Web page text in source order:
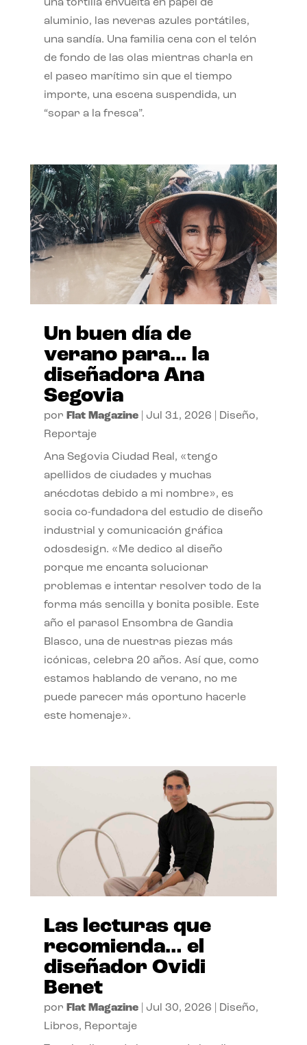
una tortilla envuelta en papel de
aluminio, las neveras azules portátiles,
una sandía. Una familia cena con el telón
de fondo de las olas mientras charla en
el paseo marítimo sin que el tiempo
importe, una escena suspendida, un
“sopar a la fresca”.
Un buen día de
verano para… la
diseñadora Ana
Segovia
por Flat Magazine| Jul 31, 2026 Diseño,
Reportaje
Ana Segovia Ciudad Real, «tengo
apellidos de ciudades y muchas
anécdotas debido a mi nombre», es
socia co-fundadora del estudio de diseño
industrial y comunicación gráfica
odosdesign. «Me dedico al diseño
porque me encanta solucionar
problemas e intentar resolver todo de la
forma más sencilla y bonita posible. Este
año el parasol Ensombra de Gandia
Blasco, una de nuestras piezas más
icónicas, celebra 20 años. Así que, como
estamos hablando de verano, no me
puede parecer más oportuno hacerle
este homenaje».
Las lecturas que
recomienda… el
diseñador Ovidi
Benet
por Flat Magazine| Jul 30, 2026 Diseño,
Libros, Reportaje